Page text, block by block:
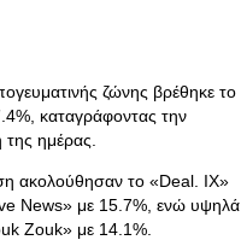
ζώνης βρέθηκε το
καταγράφοντας την
ημέρας.
ακολούθησαν το «Deal. IX»
News» με 15.7%, ενώ υψηλά
Zouk» με 14.1%.